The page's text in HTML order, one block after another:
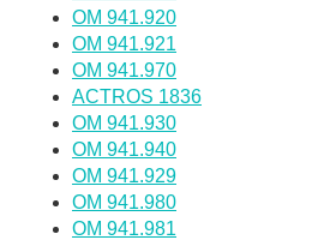
OM 941.920
OM 941.921
OM 941.970
ACTROS 1836
OM 941.930
OM 941.940
OM 941.929
OM 941.980
OM 941.981